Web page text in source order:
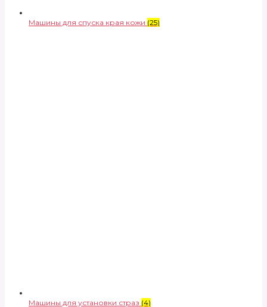
Машины для спуска края кожи (25)
Машины для установки страз (4)